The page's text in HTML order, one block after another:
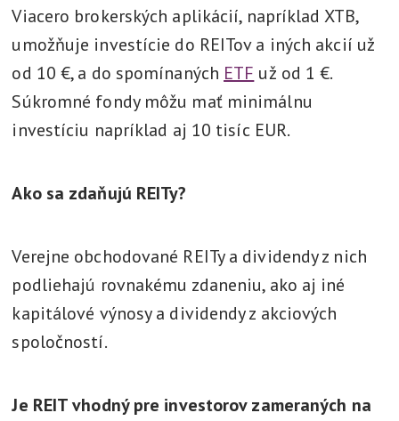
Viacero brokerských aplikácií, napríklad XTB,
umožňuje investície do REITov a iných akcií už
od 10 €, a do spomínaných ETF už od 1 €.
Súkromné fondy môžu mať minimálnu
investíciu napríklad aj 10 tisíc EUR.
Ako sa zdaňujú REITy?
Verejne obchodované REITy a dividendy z nich
podliehajú rovnakému zdaneniu, ako aj iné
kapitálové výnosy a dividendy z akciových
spoločností.
Je REIT vhodný pre investorov zameraných na